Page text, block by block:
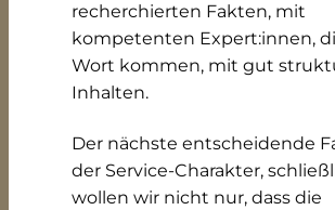
recherchierten Fakten, mit
kompetenten Expert:innen,
Wort kommen, mit gut
Inhalten.
Der nächste entscheidende
der Service-Charakter,
wollen wir nicht nur, dass die